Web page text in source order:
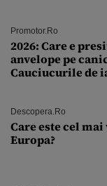
Promotor.ro
2026: Care e
anvelope pe
Cauciucurile de
Descopera.ro
Care este cel
Europa?